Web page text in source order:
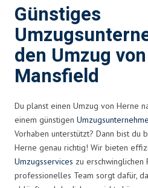
Günstiges
den Umzug
Mansfield
Du planst einen Umzug von Herne
einem günstigen
Vorhaben unterstützt? Dann bist du
Herne genau richtig! Wir bieten
Umzugsservices zu erschwinglichen
professionelles Team sorgt dafür,